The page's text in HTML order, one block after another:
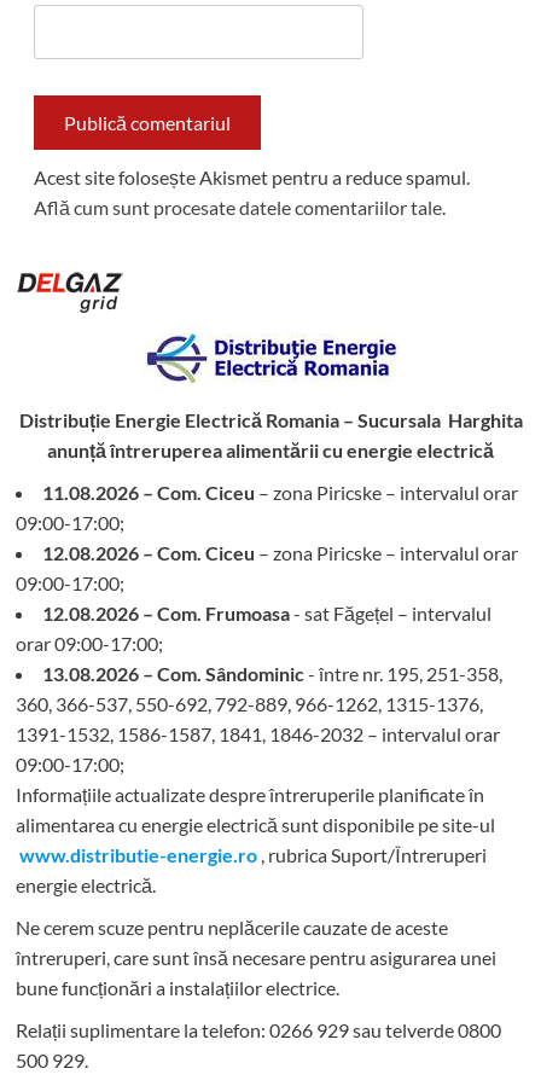
Acest site folosește Akismet pentru a reduce spamul.
Află cum sunt procesate datele comentariilor tale.
Distribuție Energie Electrică Romania – Sucursala Harghita
anunță întreruperea alimentării cu energie electrică
11.08.2026 – Com. Ciceu – zona Piricske – intervalul orar
09:00-17:00;
12.08.2026 – Com. Ciceu – zona Piricske – intervalul orar
09:00-17:00;
12.08.2026 – Com. Frumoasa- sat Făgețel – intervalul
orar 09:00-17:00;
13.08.2026 – Com. Sândominic- între nr. 195, 251-358,
360, 366-537, 550-692, 792-889, 966-1262, 1315-1376,
1391-1532, 1586-1587, 1841, 1846-2032 – intervalul orar
09:00-17:00;
Informațiile actualizate despre întreruperile planificate în
alimentarea cu energie electrică sunt disponibile pe site-ul
www.distributie-energie.ro , rubrica Suport/Întreruperi
energie electrică.
Ne cerem scuze pentru neplăcerile cauzate de aceste
întreruperi, care sunt însă necesare pentru asigurarea unei
bune funcționări a instalațiilor electrice.
Relații suplimentare la telefon: 0266 929 sau telverde 0800
500 929.